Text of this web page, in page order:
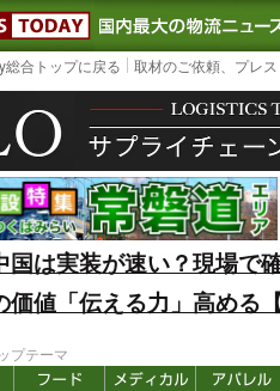
LOGISTICS TODAY
総合トップに戻る 取材のご依頼、プレ
国は実装が速い？現場で
価値「伝える力」高める
プテーマ